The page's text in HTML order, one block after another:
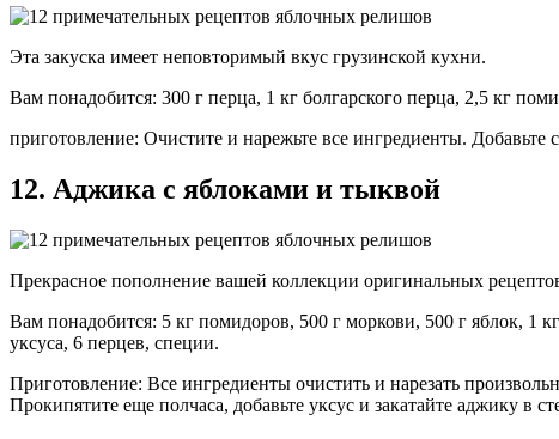
Эта закуска имеет неповторимый вкус грузинской кухни.
Вам понадобится: 300 г перца, 1 кг болгарского перца, 2,5 кг
приготовление: Очистите и нарежьте все ингредиенты. Добавьте
12. Аджика с яблоками и тыквой
Прекрасное пополнение вашей коллекции оригинальных
Вам понадобится: 5 кг помидоров, 500 г моркови, 500 г яблок, 1
уксуса, 6 перцев, специи.
Приготовление: Все ингредиенты очистить и нарезать
Прокипятите еще полчаса, добавьте уксус и закатайте аджику в